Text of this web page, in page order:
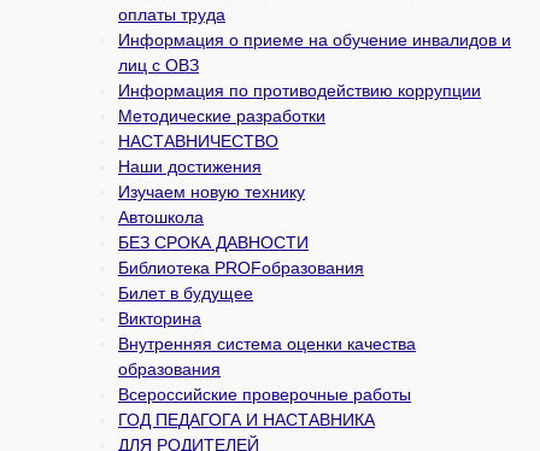
оплаты труда
Информация о приеме на обучение инвалидов и
лиц с ОВЗ
Информация по противодействию коррупции
Методические разработки
НАСТАВНИЧЕСТВО
Наши достижения
Изучаем новую технику
Автошкола
БЕЗ СРОКА ДАВНОСТИ
Библиотека PROFобразования
Билет в будущее
Викторина
Внутренняя система оценки качества
образования
Всероссийские проверочные работы
ГОД ПЕДАГОГА И НАСТАВНИКА
ДЛЯ РОДИТЕЛЕЙ